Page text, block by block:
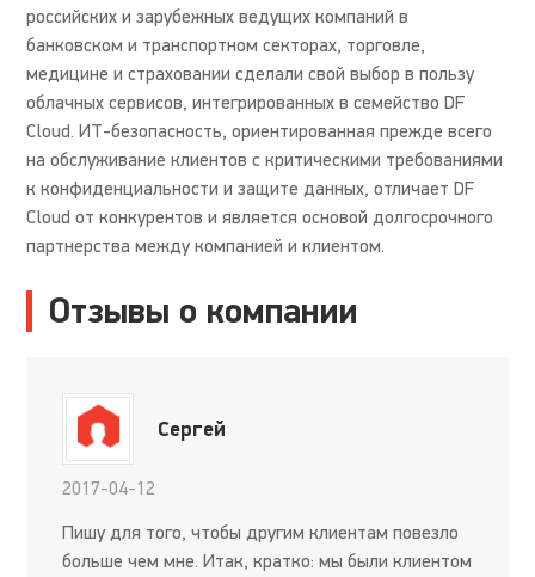
российских и зарубежных ведущих компаний в
банковском и транспортном секторах, торговле,
медицине и страховании сделали свой выбор в пользу
облачных сервисов, интегрированных в семейство DF
Cloud. ИТ-безопасность, ориентированная прежде всего
на обслуживание клиентов с критическими требованиями
к конфиденциальности и защите данных, отличает DF
Cloud от конкурентов и является основой долгосрочного
партнерства между компанией и клиентом.
Отзывы о компании
Сергей
2017-04-12
Пишу для того, чтобы другим клиентам повезло
больше чем мне. Итак, кратко: мы были клиентом